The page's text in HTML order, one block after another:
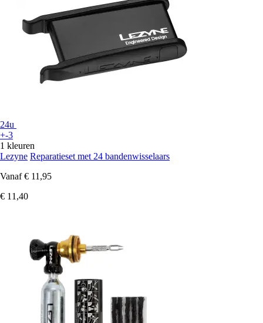
24u
+-3
1 kleuren
Lezyne Reparatieset met 24 bandenwisselaars
Vanaf € 11,95
€ 11,40